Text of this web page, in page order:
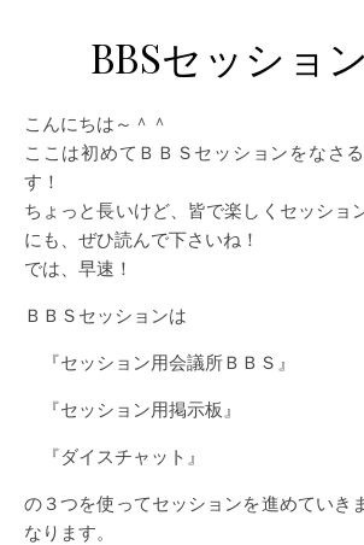
BBSセッショ
こんにちは～＾＾
ここは初めてＢＢＳセッションをなさ
す！
ちょっと長いけど、皆で楽しくセッショ
にも、ぜひ読んで下さいね！
では、早速！
ＢＢＳセッションは
『セッション用会議所ＢＢＳ』
『セッション用掲示板』
『ダイスチャット』
の３つを使ってセッションを進めていき
なります。